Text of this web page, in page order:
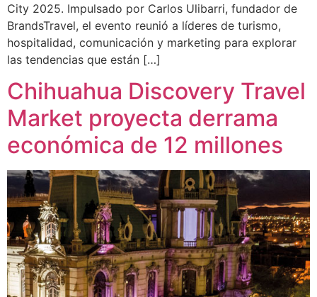
City 2025. Impulsado por Carlos Ulibarri, fundador de
BrandsTravel, el evento reunió a líderes de turismo,
hospitalidad, comunicación y marketing para explorar
las tendencias que están […]
Chihuahua Discovery Travel
Market proyecta derrama
económica de 12 millones